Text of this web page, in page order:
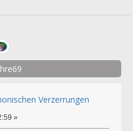
Verzerrungen
»